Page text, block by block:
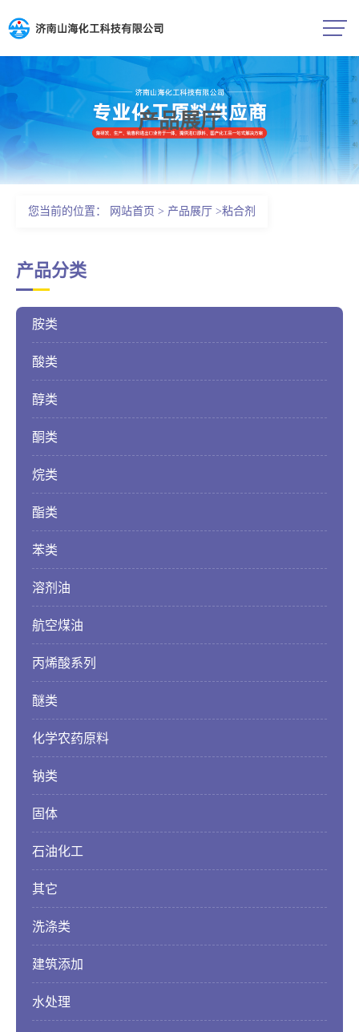
公司首页
产品展厅
证书荣誉
联系方式
在线留言
产品展厅
您当前的位置： 网站首页 > 产品展厅 >粘合剂
产品分类
胺类
酸类
醇类
酮类
烷类
酯类
苯类
溶剂油
航空煤油
丙烯酸系列
醚类
化学农药原料
钠类
固体
石油化工
其它
洗涤类
建筑添加
水处理